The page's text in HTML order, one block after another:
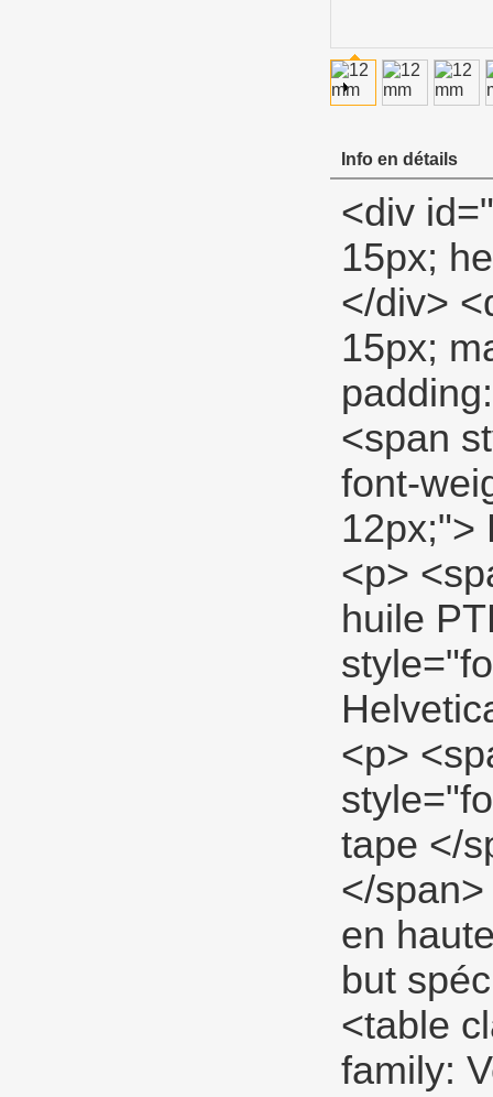
Info en détails
<div id="ali-anchor-description" style="margin-top: 15px; height: auto;" data-section="description">&nbsp;</div> <div id="ali-title-description" style="margin-top: 15px; margin-bottom: 7px;"><div style="height: auto; padding: 8px 0; border-bottom: 1px solid #ddd;"> <span style="background-color: #ddd; color: #333; font-weight: bold; padding: 8px 15px; line-height: 12px;"> Description du produit </span> </div></div> <p> <span style="font-size: 18px;"> <strong> Sans huile PTFE tape </strong> </span> </p> <p> <span style="font-size: 14px; font-family: Verdana, Arial, Helvetica, sans-serif;"> Haute PTFE tape </span> </p> <p> <span style="font-size: 14px;"> <a> <span style="font-family: Arial;"> Haute densité PTFE fil Seal tape </span> </a> <span style="font-family: Arial;"> </span> <span style="font-family: Arial;"> Pour utiliser en haute pression systèmes </span> <span> , Pour but spécial. </span> </span> </p> <p>&nbsp;</p> <table class="aliDataTable" style="width: 426.1pt; font-family: Verdana, Arial, Helvetica, sans-serif;"><tbody> <tr align="left"> <td style="width: 167.7pt;" rowspan="5" valign="center"><p> <strong> <span style="font-family: Arial; font-size: 12pt;"> Spécifications: </span> </strong> </p></td> <td style="width: 258.4pt;" valign="top"><p> <span style="font-family: Arial; font-size: 12pt;"> Largeur: </span> <span style="font-family: Arial; font-size: 12pt;"> 12MM 19mm 25mm </span> </p></td> </tr> <tr align="left"><td style="width: 258.4pt;" valign="top"><p> <span style="font-family: Arial; font-size: 12pt;"> Épaisseur: </span> <span style="font-family: